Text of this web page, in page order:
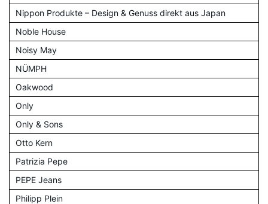
Nippon Produkte – Design & Genuss direkt aus Japan
Noble House
Noisy May
NÜMPH
Oakwood
Only
Only & Sons
Otto Kern
Patrizia Pepe
PEPE Jeans
Philipp Plein